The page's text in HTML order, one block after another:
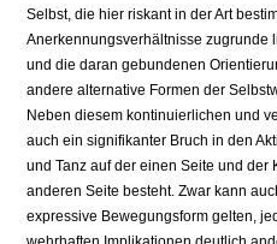
Selbst, die hier riskant in der Art
Anerkennungsverhältnisse zugrunde
und die daran gebundenen
andere alternative Formen der
Neben diesem kontinuierlichen und
auch ein signifikanter Bruch in den
und Tanz auf der einen Seite und der
anderen Seite besteht. Zwar kann
expressive Bewegungsform gelten,